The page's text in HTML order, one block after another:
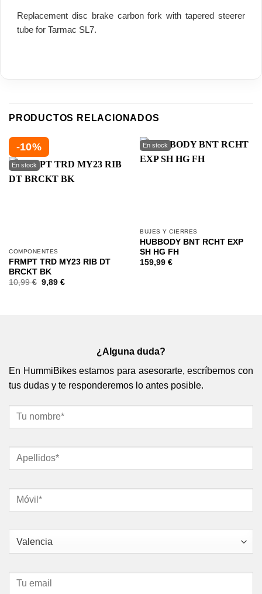
Replacement disc brake carbon fork with tapered steerer
tube for Tarmac SL7.
PRODUCTOS RELACIONADOS
-10%
COMPONENTES
FRMPT TRD MY23 RIB DT
BRCKT BK
10,99€ 9,89€
BUJES Y CIERRES
HUBBODY BNT RCHT EXP
SH HG FH
159,99 €
¿Alguna duda?
En HummiBikes estamos para asesorarte, escríbemos con
tus dudas y te responderemos lo antes posible.